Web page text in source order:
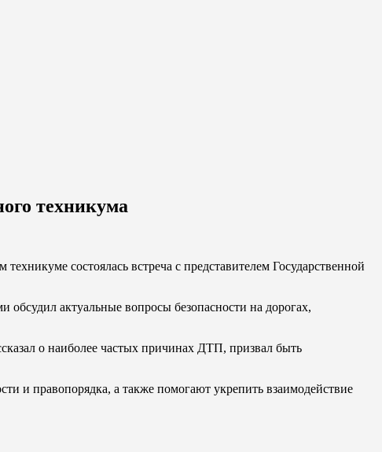
техникума
состоялась встреча с представителем Государственной
актуальные вопросы безопасности на дорогах,
о наиболее частых причинах ДТП, призвал быть
и правопорядка, а также помогают укрепить взаимодействие